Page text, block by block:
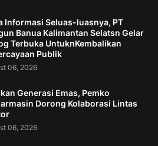
Informasi Seluas-luasnya, PT
Banua Kalimantan Selatsn Gelar
Terbuka UntuknKembalikan
Publik
06, 2026
Generasi Emas, Pemko
Dorong Kolaborasi Lintas
06, 2026